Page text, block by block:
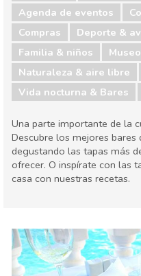
Agenda de eventos
Compras
Deporte &
Familia & niños
Naturaleza & aire libre
Vida nocturna & Bares
Una parte importante de la
Descubre los mejores bares
degustando las tapas más
ofrecer. O inspírate con las
casa con nuestras recetas.
Agenda de eventos
Compras
Deporte &